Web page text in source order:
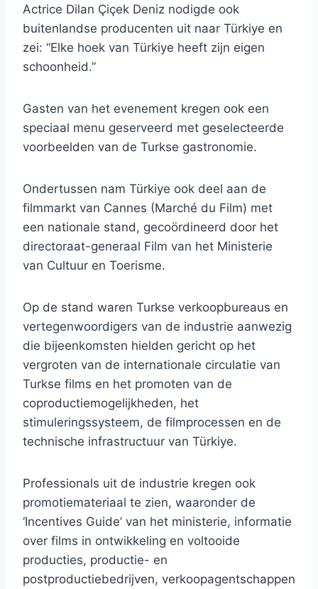
Actrice Dilan Çiçek Deniz nodigde ook
buitenlandse producenten uit naar Türkiye en
zei: “Elke hoek van Türkiye heeft zijn eigen
schoonheid.”
Gasten van het evenement kregen ook een
speciaal menu geserveerd met geselecteerde
voorbeelden van de Turkse gastronomie.
Ondertussen nam Türkiye ook deel aan de
filmmarkt van Cannes (Marché du Film) met
een nationale stand, gecoördineerd door het
directoraat-generaal Film van het Ministerie
van Cultuur en Toerisme.
Op de stand waren Turkse verkoopbureaus en
vertegenwoordigers van de industrie aanwezig
die bijeenkomsten hielden gericht op het
vergroten van de internationale circulatie van
Turkse films en het promoten van de
coproductiemogelijkheden, het
stimuleringssysteem, de filmprocessen en de
technische infrastructuur van Türkiye.
Professionals uit de industrie kregen ook
promotiemateriaal te zien, waaronder de
‘Incentives Guide’ van het ministerie, informatie
over films in ontwikkeling en voltooide
producties, productie- en
postproductiebedrijven, verkoopagentschappen